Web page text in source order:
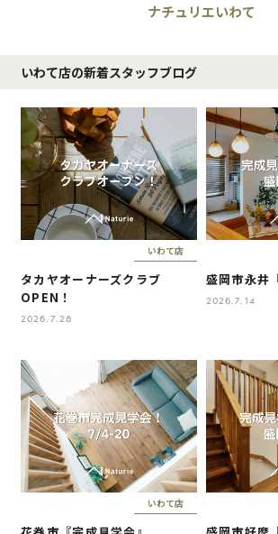
ナチュリエいわて
いわて店の新着スタッフブログ
いわて店
タカヤオーナーズクラブ
OPEN！
2026.7.28
盛岡市永井
2026.7.14
いわて店